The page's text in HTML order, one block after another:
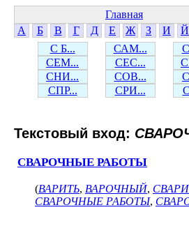
Главная
А
Б В Г Д Е Ж З И Й
С Б...
САМ...
СЕМ...
СЕС...
СНИ...
СОВ...
СПР...
СРИ...
Текстовый вход:
СВАРОЧНЫЕ РАБОТЫ
(ВАРИТЬ, ВАРОЧНЫЙ,
СВАРОЧНЫЕ РАБОТЫ,